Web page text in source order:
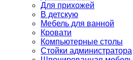
Для прихожей
В детскую
Мебель для ванной
Кровати
Компьютерные столы
Стойки администратора